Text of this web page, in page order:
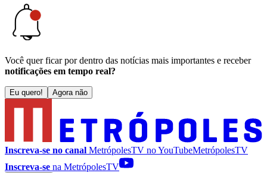
Você quer ficar por dentro das notícias mais importantes e receber
notificações em tempo real?
Eu quero! Agora não
Inscreva-se no canal MetrópolesTV noYouTubeMetrópolesTV
Inscreva-se na MetrópolesTV